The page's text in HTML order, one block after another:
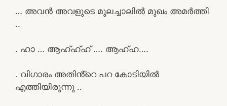
… അവൻ അവളുടെ മുലച്ചാലിൽ മുഖം അമർത്തി
..
. ഹാ … ആഹ്ഹ്ഹ് …. ആഹ്ഹ….
. വിഗാരം അതിൻ്റെ പറ കോടിയിൽ
എത്തിയിരുന്നു ..